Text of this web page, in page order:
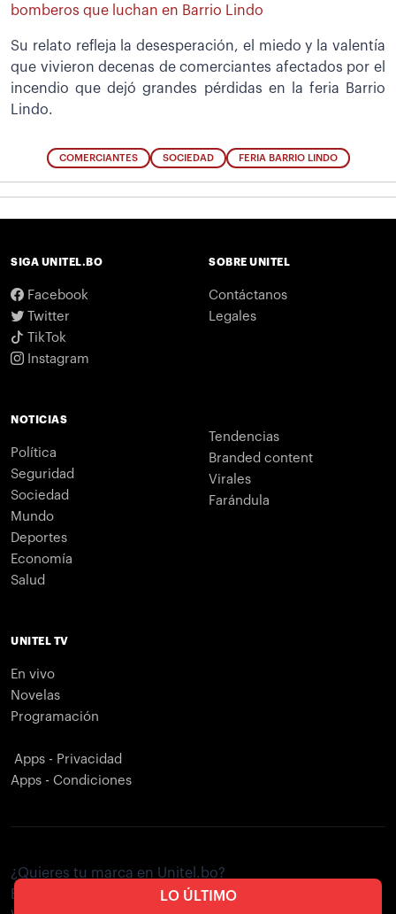
LO ÚLTIMO
bomberos que luchan en Barrio Lindo
Su relato refleja la desesperación, el miedo y la valentía
que vivieron decenas de comerciantes afectados por el
incendio que dejó grandes pérdidas en la feria Barrio
Lindo.
COMERCIANTES SOCIEDAD FERIA BARRIO LINDO
SIGA UNITEL.BO
Facebook
Twitter
TikTok
Instagram
SOBRE UNITEL
Contáctanos
Legales
NOTICIAS
Política
Seguridad
Sociedad
Mundo
Deportes
Economía
Salud
Tendencias
Branded content
Virales
Farándula
UNITEL TV
En vivo
Novelas
Programación
Apps - Privacidad
Apps - Condiciones
¿Quieres tu marca en Unitel.bo?
Envíe un correo electrónico a publicidad@unitel.com.bo